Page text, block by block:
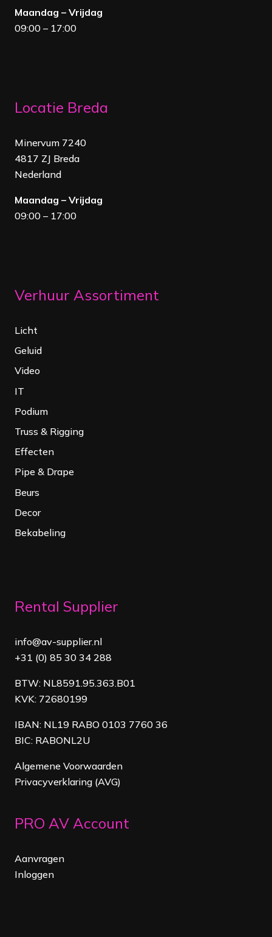
Maandag – Vrijdag
09:00 – 17:00
Locatie Breda
Minervum 7240
4817 ZJ Breda
Nederland
Maandag – Vrijdag
09:00 – 17:00
Verhuur Assortiment
Licht
Geluid
Video
IT
Podium
Truss & Rigging
Effecten
Pipe & Drape
Beurs
Decor
Bekabeling
Rental Supplier
info@av-supplier.nl
+31 (0) 85 30 34 288
BTW: NL8591.95.363.B01
KVK: 72680199
IBAN: NL19 RABO 0103 7760 36
BIC: RABONL2U
Algemene Voorwaarden
Privacyverklaring (AVG)
PRO AV Account
Aanvragen
Inloggen